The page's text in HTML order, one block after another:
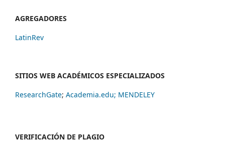
AGREGADORES
LatinRev
SITIOS WEB ACADÉMICOS ESPECIALIZADOS
ResearchGate; Academia.edu; MENDELEY
VERIFICACIÓN DE PLAGIO